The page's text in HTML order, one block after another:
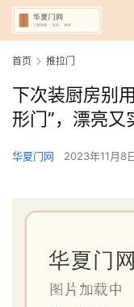
首页 推拉门
下次装厨房别
形门”，漂亮又
华夏门网 2023年11月8